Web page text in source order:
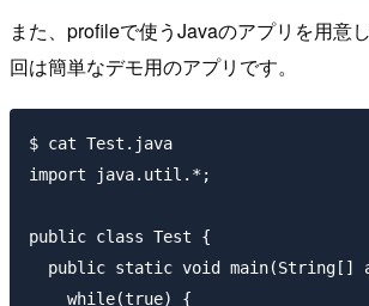
また、profileで使うJavaのアプリを用意
回は簡単なデモ用のアプリです。
$ cat Test.java
import java.util.*;
public class Test {
public static void main(String[]
    while(true) {